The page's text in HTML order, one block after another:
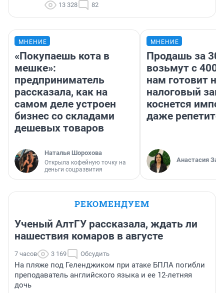
13 328 82
МНЕНИЕ
«Покупаешь кота в
мешке»:
предприниматель
рассказала, как на
самом деле устроен
бизнес со складами
дешевых товаров
Наталья Шорохова
Открыла кофейную точку на
деньги соцразвития
МНЕНИЕ
Продашь за
возьмут с
нам готовит
налоговый
коснется
даже
Анастасия
РЕКОМЕНДУЕМ
Ученый АлтГУ рассказала, ждать ли
нашествия комаров в августе
7 часов 3 169 Обсудить
На пляже под Геленджиком при атаке БПЛА погибли
преподаватель английского языка и ее 12-летняя
дочь